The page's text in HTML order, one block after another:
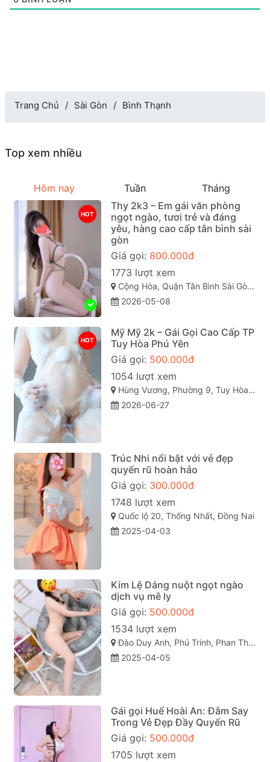
Trang Chủ Sài Gòn Bình Thạnh
Top xem nhiều
Hôm nay Tuần Tháng
HOT
Thy 2k3 – Em gái văn phòng
ngọt ngào, tươi trẻ và đáng
yêu, hàng cao cấp tân bình sài
gòn
Giá gọi: 800.000đ
1773 lượt xem
Cộng Hòa, Quận Tân Bình Sài Gòn ( TP. Hồ Chí Minh )
2026-05-08
HOT
Mỹ Mỹ 2k – Gái Gọi Cao Cấp TP
Tuy Hòa Phú Yên
Giá gọi: 500.000đ
1054 lượt xem
Hùng Vương, Phường 9, Tuy Hòa, Phú Yên
2026-06-27
Trúc Nhi nổi bật với vẻ đẹp
quyến rũ hoàn hảo
Giá gọi: 300.000đ
1748 lượt xem
Quốc lộ 20, Thống Nhất, Đồng Nai
2025-04-03
Kim Lệ Dáng nuột ngọt ngào
dịch vụ mê ly
Giá gọi: 500.000đ
1534 lượt xem
Đào Duy Anh, Phú Trinh, Phan Thiết, Bình Thuận
2025-04-05
Gái gọi Huế Hoài An: Đắm Say
Trong Vẻ Đẹp Đầy Quyến Rũ
Giá gọi: 500.000đ
1705 lượt xem